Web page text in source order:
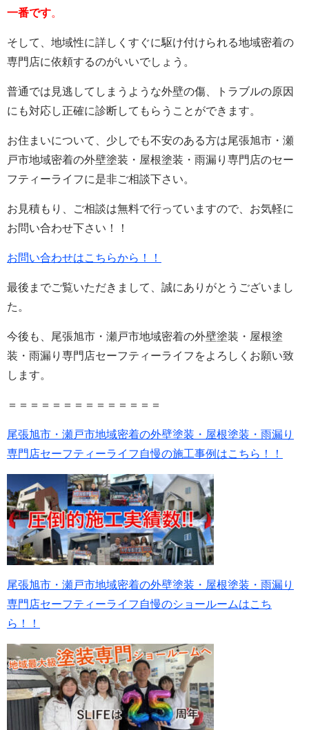
一番です。
そして、地域性に詳しくすぐに駆け付けられる地域密着の
専門店に依頼するのがいいでしょう。
普通では見逃してしまうような外壁の傷、トラブルの原因
にも対応し正確に診断してもらうことができます。
お住まいについて、少しでも不安のある方は尾張旭市・瀬
戸市地域密着の外壁塗装・屋根塗装・雨漏り専門店のセー
フティーライフに是非ご相談下さい。
お見積もり、ご相談は無料で行っていますので、お気軽に
お問い合わせ下さい！！
お問い合わせはこちらから！！
最後までご覧いただきまして、誠にありがとうございまし
た。
今後も、尾張旭市・瀬戸市地域密着の外壁塗装・屋根塗
装・雨漏り専門店セーフティーライフをよろしくお願い致
します。
＝＝＝＝＝＝＝＝＝＝＝＝＝＝
尾張旭市・瀬戸市地域密着の外壁塗装・屋根塗装・雨漏り
専門店セーフティーライフ自慢の施工事例はこちら！！
尾張旭市・瀬戸市地域密着の外壁塗装・屋根塗装・雨漏り
専門店セーフティーライフ自慢のショールームはこち
ら！！